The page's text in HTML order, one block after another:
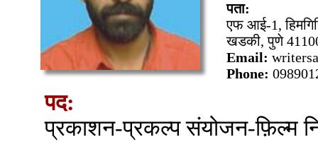
पता:
एफ आई-1,
खडकी, पुणे
Email:
Phone:
पद:
प्रकाशन-प्रकल्प संयोजन-फ़िल्म